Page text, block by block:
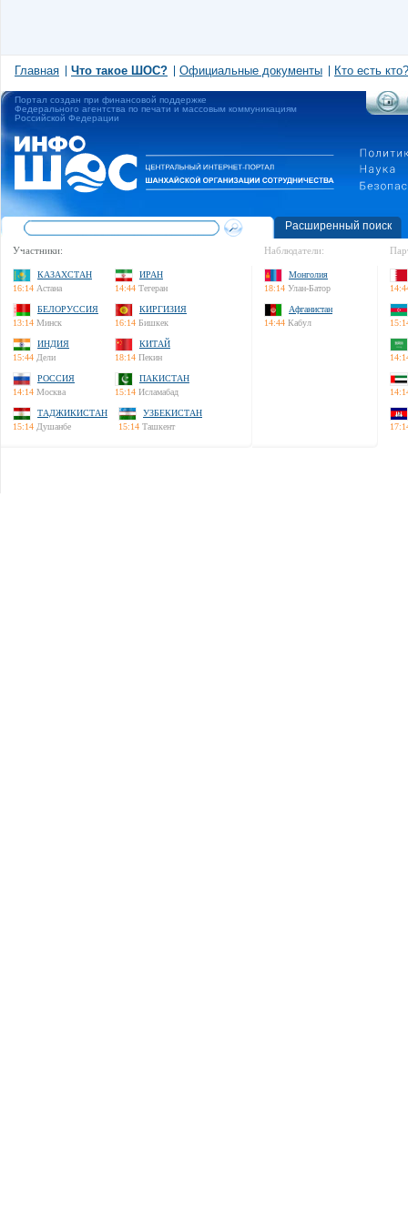
Главная Что такое ШОС? Официальные документы Кто есть кто?
Портал создан при финансовой поддержке
Федерального агентства по печати и массовым коммуникациям
Российской Федерации
Расширенный поиск
Участники:
КАЗАХСТАН
16:14 Астана
ИРАН
14:44 Тегеран
БЕЛОРУССИЯ
13:14 Минск
КИРГИЗИЯ
16:14 Бишкек
ИНДИЯ
15:44 Дели
КИТАЙ
18:14 Пекин
РОССИЯ
14:14 Москва
ПАКИСТАН
15:14 Исламабад
ТАДЖИКИСТАН
15:14 Душанбе
УЗБЕКИСТАН
15:14 Ташкент
Наблюдатели:
Монголия
18:14 Улан-Батор
Афганистан
14:44 Кабул